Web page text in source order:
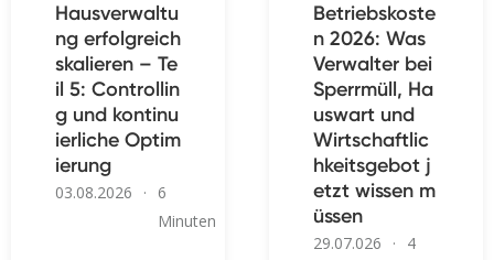
Hausverwaltu
ng erfolgreich
skalieren – Te
il 5: Controllin
g und kontinu
ierliche Optim
ierung
03.08.2026 ·
6
Minuten
Betriebskoste
n 2026: Was
Verwalter bei
Sperrmüll, Ha
uswart und
Wirtschaftlic
hkeitsgebot j
etzt wissen m
üssen
29.07.026 ·
4